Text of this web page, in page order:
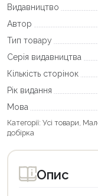
Видавництво
Автор
Тип товару
Серія видавництва
Кількість сторінок
Рік видання
Мова
Категорії: Усі товари
добірка
Опис